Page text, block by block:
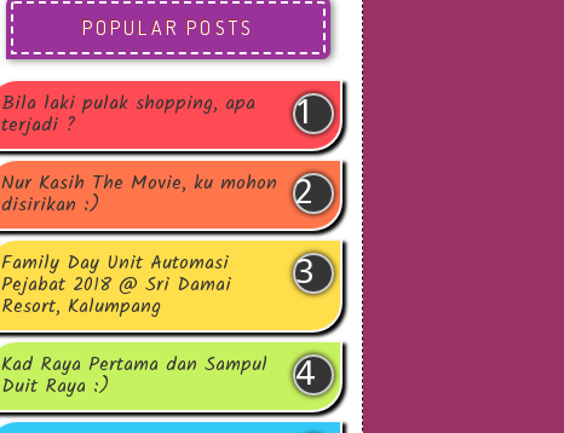
POPULAR POSTS
Bila laki pulak shopping, apa
terjadi ?
Nur Kasih The Movie, ku mohon
disirikan :)
Family Day Unit Automasi
Pejabat 2018 @ Sri Damai
Resort, Kalumpang
Kad Raya Pertama dan Sampul
Duit Raya :)